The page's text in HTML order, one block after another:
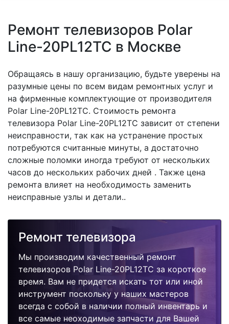
Ремонт телевизоров Polar
Line-20PL12TC в Москве
Обращаясь в нашу организацию, будьте уверены на
разумные цены по всем видам ремонтных услуг и
на фирменные комплектующие от производителя
Polar Line-20PL12TC. Стоимость ремонта
телевизора Polar Line-20PL12TC зависит от степени
неисправности, так как на устранение простых
потребуются считанные минуты, а достаточно
сложные поломки иногда требуют от нескольких
часов до нескольких рабочих дней . Также цена
ремонта влияет на необходимость заменить
неисправные узлы и детали..
Ремонт телевизора
Мы производим качественный ремонт
телевизоров Polar Line-20PL12TC за короткое
время. Вам не придется искать тот или иной
инструмент поскольку у наших мастеров
всегда с собой в наличии полный инвентарь и
все самые неоходимые запчасти для Вашей